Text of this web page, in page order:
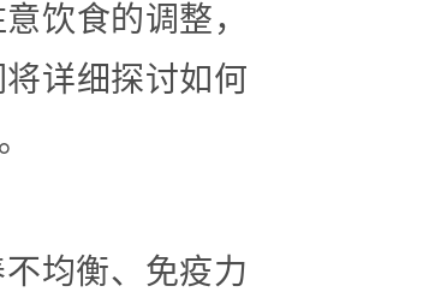
饮食的调整，
详细探讨如何
均衡、免疫力